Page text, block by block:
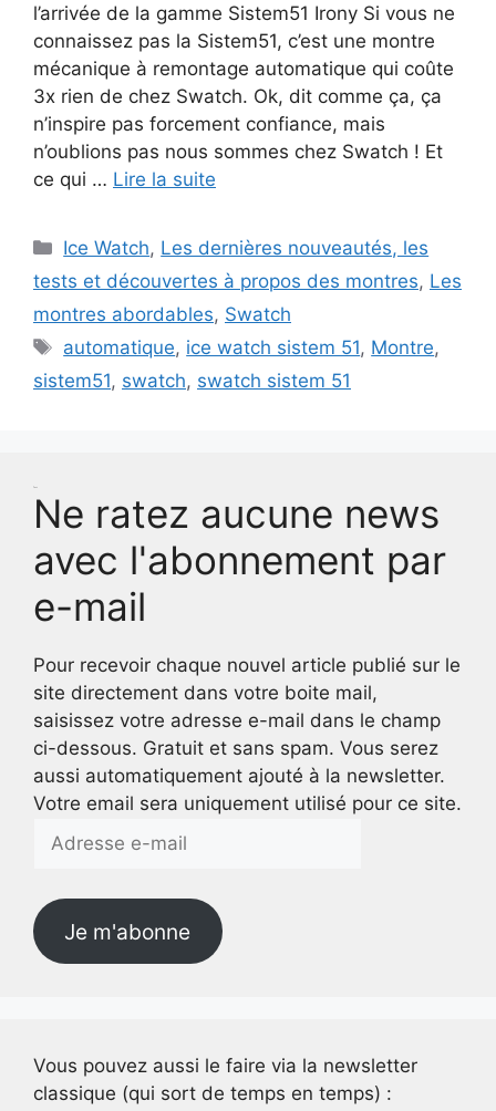
l’arrivée de la gamme Sistem51 Irony Si vous ne
connaissez pas la Sistem51, c’est une montre
mécanique à remontage automatique qui coûte
3x rien de chez Swatch. Ok, dit comme ça, ça
n’inspire pas forcement confiance, mais
n’oublions pas nous sommes chez Swatch ! Et
ce qui … Lire la suite
Catégories
Ice Watch, Les dernières nouveautés, les
tests et découvertes à propos des montres, Les
montres abordables, Swatch
Étiquettes
automatique, ice watch sistem 51, Montre,
sistem51, swatch, swatch sistem 51
Ne ratez aucune news
avec l'abonnement par
e-mail
Pour recevoir chaque nouvel article publié sur le
site directement dans votre boite mail,
saisissez votre adresse e-mail dans le champ
ci-dessous. Gratuit et sans spam. Vous serez
aussi automatiquement ajouté à la newsletter.
Votre email sera uniquement utilisé pour ce site.
Adresse
Je m'abonne
Vous pouvez aussi le faire via la newsletter
classique (qui sort de temps en temps) :